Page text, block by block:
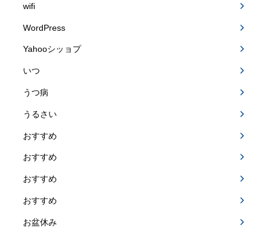
wifi
WordPress
Yahooシッョプ
いつ
うつ病
うるさい
おすすめ
おすすめ
おすすめ
おすすめ
お盆休み